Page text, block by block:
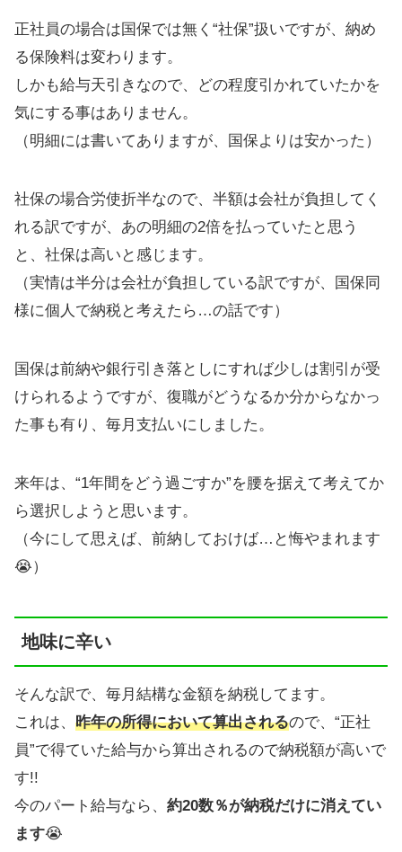
正社員の場合は国保では無く“社保”扱いですが、納め
る保険料は変わります。
しかも給与天引きなので、どの程度引かれていたかを
気にする事はありません。
（明細には書いてありますが、国保よりは安かった）
社保の場合労使折半なので、半額は会社が負担してく
れる訳ですが、あの明細の2倍を払っていたと思う
と、社保は高いと感じます。
（実情は半分は会社が負担している訳ですが、国保同
様に個人で納税と考えたら…の話です）
国保は前納や銀行引き落としにすれば少しは割引が受
けられるようですが、復職がどうなるか分からなかっ
た事も有り、毎月支払いにしました。
来年は、“1年間をどう過ごすか”を腰を据えて考えてか
ら選択しようと思います。
（今にして思えば、前納しておけば…と悔やまれます
😭）
地味に辛い
そんな訳で、毎月結構な金額を納税してます。
これは、 昨年の所得において算出されるので、“正社
員”で得ていた給与から算出されるので納税額が高いで
す!!
今のパート給与なら、 約20数％が納税だけに消えてい
ます😭